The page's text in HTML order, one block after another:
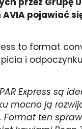
pojawiać
to format
i
Express są
mocno ją
Format ten